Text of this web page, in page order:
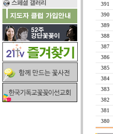
391
390
389
388
387
386
385
384
383
382
381
380